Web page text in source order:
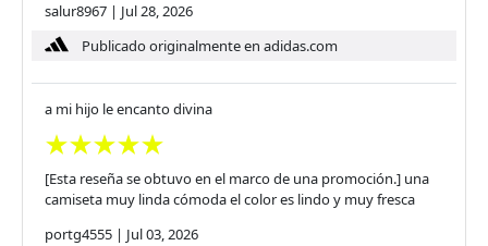
salur8967 | Jul 28, 2026
Publicado originalmente en adidas.com
a mi hijo le encanto divina
[Esta reseña se obtuvo en el marco de una promoción.] una
camiseta muy linda cómoda el color es lindo y muy fresca
portg4555 | Jul 03, 2026